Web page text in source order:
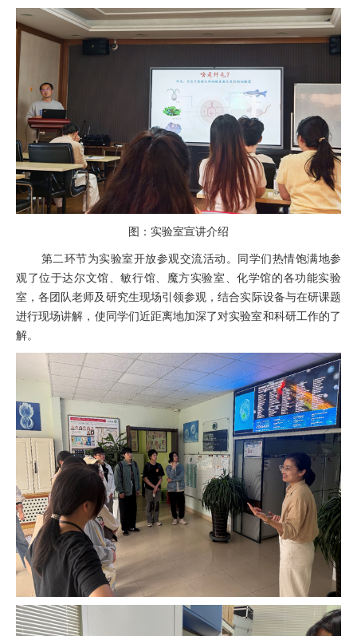
图：实验室宣讲介绍
第二环节为实验室开放参观交流活动 。 同学们热情饱满地参
观了位于达尔文馆、敏行馆、 魔方实验室
、化学馆的各功能实验
室，各团队老师及研究生现场引领参观 ，结合实际设备与在研课题
进行现场讲解， 使同学们近距离地加深了对实验室和科研工作的了
解。